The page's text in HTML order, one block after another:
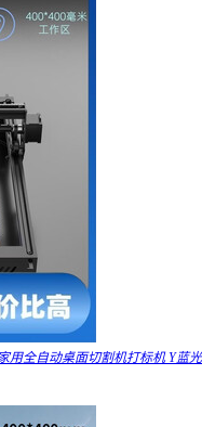
用全自动桌面切割机打标机 Y蓝光